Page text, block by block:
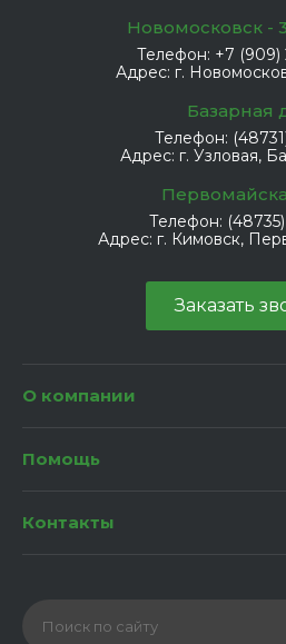
Новомосковск -
Телефон: +7 (909)
Адрес: г.
Базарная
Телефон:
Адрес: г. Узловая,
Телефон:
Адрес: г. Кимовск,
Заказать
О компании
Помощь
Контакты